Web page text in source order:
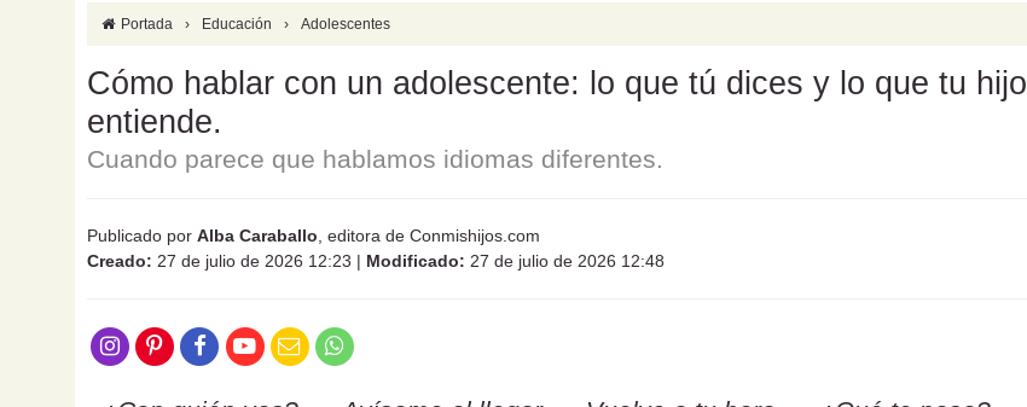
Portada › Educación › Adolescentes
Cómo hablar con un adolescente: lo que tú dices y lo que tu hijo
entiende.
Cuando parece que hablamos idiomas diferentes.
Publicado por Alba Caraballo , editora de Conmishijos.com
Creado: 27 de julio de 2026 12:23 | Modificado: 27 de julio de 2026 12:48